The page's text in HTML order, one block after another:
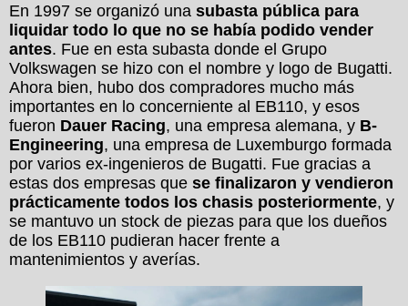
En 1997 se organizó una subasta pública para
liquidar todo lo que no se había podido vender
antes. Fue en esta subasta donde el Grupo
Volkswagen se hizo con el nombre y logo de Bugatti.
Ahora bien, hubo dos compradores mucho más
importantes en lo concerniente al EB110, y esos
fueron Dauer Racing, una empresa alemana, y B-
Engineering, una empresa de Luxemburgo formada
por varios ex-ingenieros de Bugatti. Fue gracias a
estas dos empresas que se finalizaron y vendieron
prácticamente todos los chasis posteriormente, y
se mantuvo un stock de piezas para que los dueños
de los EB110 pudieran hacer frente a
mantenimientos y averías.